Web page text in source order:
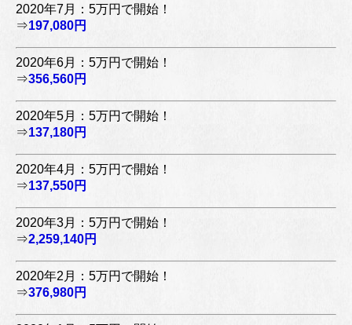
2020年7月：5万円で開始！
⇒197,080円
2020年6月：5万円で開始！
⇒356,560円
2020年5月：5万円で開始！
⇒137,180円
2020年4月：5万円で開始！
⇒137,550円
2020年3月：5万円で開始！
⇒2,259,140円
2020年2月：5万円で開始！
⇒376,980円